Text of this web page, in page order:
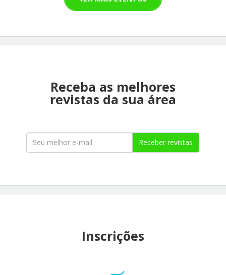
Receba as melhores
revistas da sua área
Receber revistas
Inscrições